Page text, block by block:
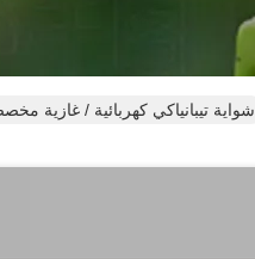
شواية تيبانياكي كهربائية / غازية